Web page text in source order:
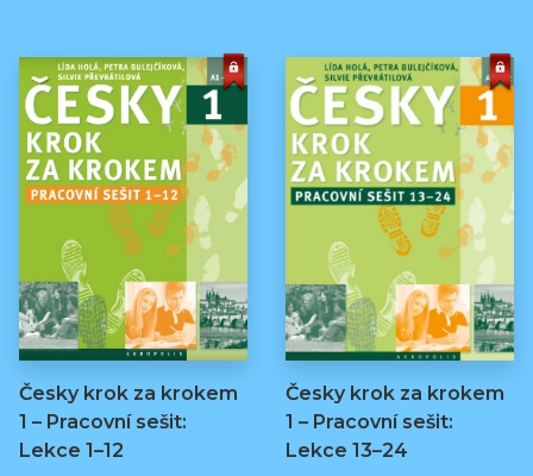
Česky krok za krokem
1 – Pracovní sešit:
Lekce 1–12
Česky krok za krokem
1 – Pracovní sešit:
Lekce 13–24